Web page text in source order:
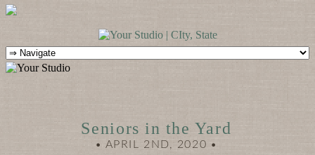
Seniors in the Yard
• APRIL 2ND, 2020 •